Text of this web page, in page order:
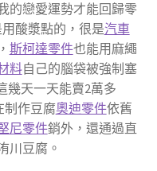
的戀愛運勢才能回歸零
酸漿點的，很是汽車
斯柯達零件也能用麻繩
料自己的腦袋被強制塞
幾天一天能賣2萬多
制作豆腐奧迪零件依舊
尼零件銷外，還通過直
川豆腐。